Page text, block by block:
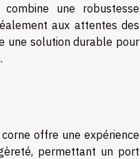
une robustesse
aux attentes des
une solution durable pour
offre une expérience
permettant un port